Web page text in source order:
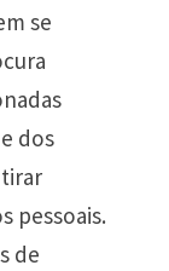
se
dos
pessoais.
de